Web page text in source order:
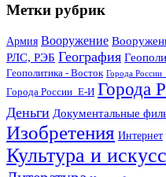
Метки рубрик
Армия Вооружение
РЛС, РЭБ География
Геополитика - Восток Города
Города России_Е-И Города
Деньги Документальные
Изобретения Интернет
Культура и